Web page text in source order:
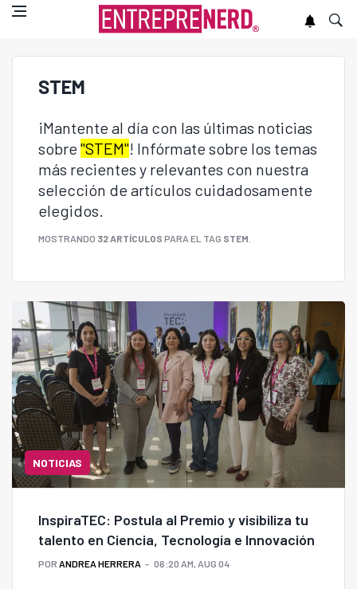
STEM
¡Mantente al día con las últimas noticias
sobre "STEM"! Infórmate sobre los temas
más recientes y relevantes con nuestra
selección de artículos cuidadosamente
elegidos.
MOSTRANDO 32 ARTÍCULOS PARA EL TAG STEM
NOTICIAS
InspiraTEC: Postula al Premio y visibiliza tu
talento en Ciencia, Tecnología e Innovación
POR ANDREA HERRERA 06:20 AM, AUG 04